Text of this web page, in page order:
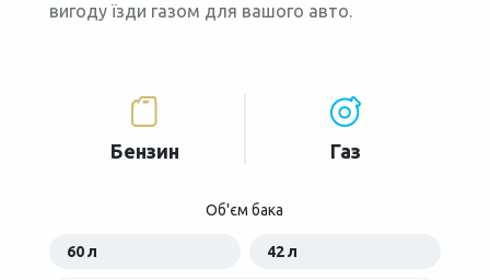
вигоду їзди газом для вашого авто.
Бензин Газ
Об'єм бака
60 л 42 л